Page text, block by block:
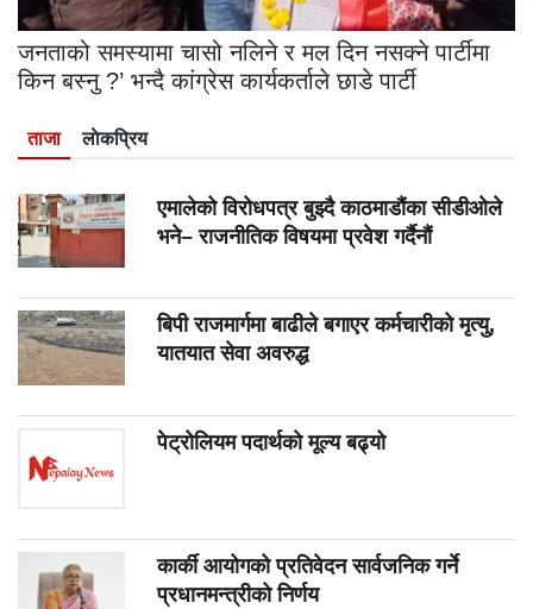
जनताको समस्यामा चासो नलिने र मल दिन नसक्ने पार्टीमा
किन बस्नु ?’ भन्दै कांग्रेस कार्यकर्ताले छाडे पार्टी
ताजा लाेकप्रिय
एमालेको विरोधपत्र बुझ्दै काठमाडौंका सीडीओले
भने– राजनीतिक विषयमा प्रवेश गर्दैनौं
बिपी राजमार्गमा बाढीले बगाएर कर्मचारीको मृत्यु,
यातयात सेवा अवरुद्ध
पेट्रोलियम पदार्थको मूल्य बढ्यो
कार्की आयोगको प्रतिवेदन सार्वजनिक गर्ने
प्रधानमन्त्रीको निर्णय